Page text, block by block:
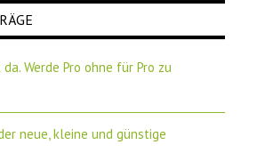
Werde Pro ohne für Pro zu
neue, kleine und günstige